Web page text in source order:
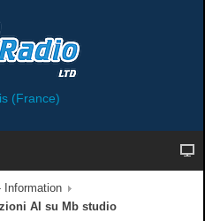
(France)
Information
AI su Mb studio